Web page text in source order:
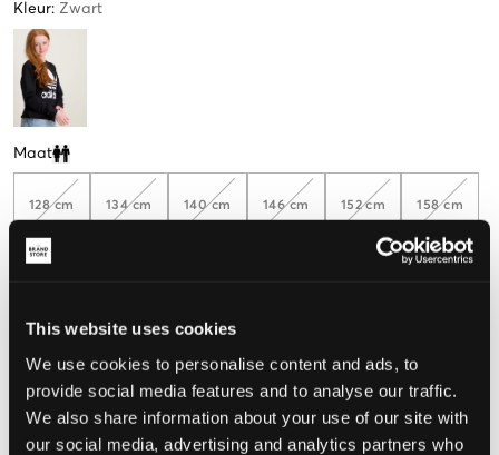
This website uses cookies
We use cookies to personalise content and ads, to
provide social media features and to analyse our traffic.
We also share information about your use of our site with
our social media, advertising and analytics partners who
Kleur: Zwart
Maat
Clone modal
128 cm 134 cm 140 cm 146 cm 152 cm 158 cm
De maat lijkt